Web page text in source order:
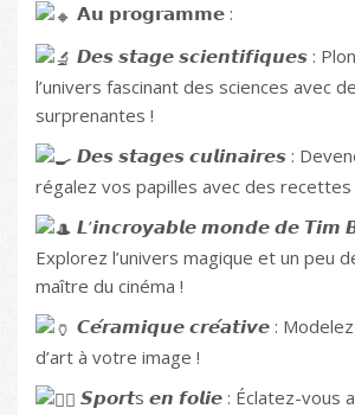
𝗔𝘂 𝗽𝗿𝗼𝗴𝗿𝗮𝗺𝗺𝗲 :
𝘿𝙚𝙨 𝙨𝙩𝙖𝙜𝙚 𝙨𝙘𝙞𝙚𝙣𝙩𝙞𝙛𝙞𝙦𝙪𝙚𝙨 :
l’univers fascinant des sciences avec
surprenantes !
𝘿𝙚𝙨 𝙨𝙩𝙖𝙜𝙚𝙨 𝙘𝙪𝙡𝙞𝙣𝙖𝙞𝙧𝙚𝙨 :
régalez vos papilles avec des recettes
𝙇’𝙞𝙣𝙘𝙧𝙤𝙮𝙖𝙗𝙡𝙚 𝙢𝙤𝙣𝙙𝙚 𝙙𝙚 𝙏𝙞𝙢
Explorez l’univers magique et un peu
maître du cinéma !
𝘾𝙚́𝙧𝙖𝙢𝙞𝙦𝙪𝙚 𝙘𝙧𝙚́𝙖𝙩𝙞𝙫𝙚 :
d’art à votre image !
𝙎𝙥𝙤𝙧𝙩s 𝙚𝙣 𝙛𝙤𝙡𝙞𝙚 : Éclatez-vous